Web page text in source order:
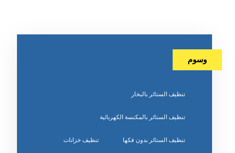
وسوم
تنظيف الستائر بالبخار
تنظيف الستائر بالمكنسة الكهربائية
تنظيف الستائر بدون فكها تنظيف خزانات